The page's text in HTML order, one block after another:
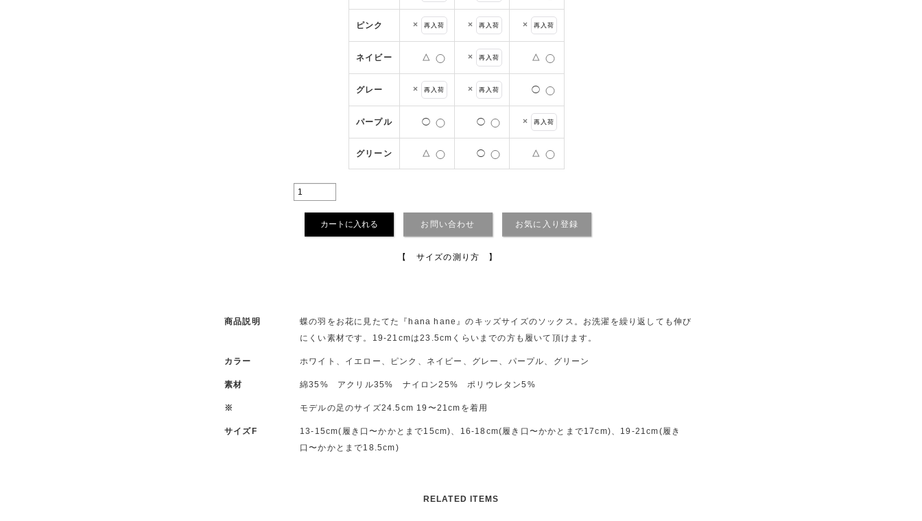
ピンク × 再入荷 × 再入荷 × 再入荷
ネイビー △ × 再入荷 △
グレー × 再入荷 × 再入荷 ◯
パープル ◯ ◯ × 再入荷
グリーン △ ◯ △
お問い合わせ お気に入り登録
【 サイズの測り方 】
商品説明
蝶の羽をお花に見たてた『hana hane』のキッズサイズのソックス。お洗濯を繰り返しても伸び
にくい素材です。19-21cmは23.5cmくらいまでの方も履いて頂けます。
カラー ホワイト、イエロー、ピンク、ネイビー、グレー、パープル、グリーン
素材 綿35% アクリル35% ナイロン25% ポリウレタン5%
※ モデルの足のサイズ24.5cm 19〜21cmを着用
サイズF
13-15cm(履き口〜かかとまで15cm)、16-18cm(履き口〜かかとまで17cm)、19-21cm(履き
口〜かかとまで18.5cm)
RELATED ITEMS